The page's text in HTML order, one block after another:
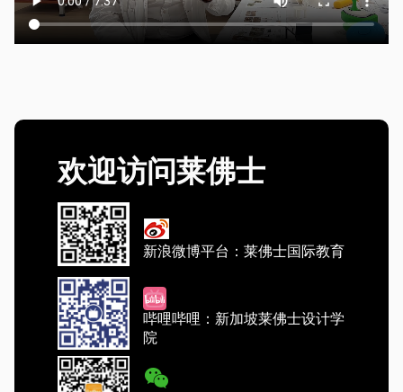
欢迎访问莱佛士
新浪微博平台：莱佛士国际教育
哔哩哔哩：新加坡莱佛士设计学
院